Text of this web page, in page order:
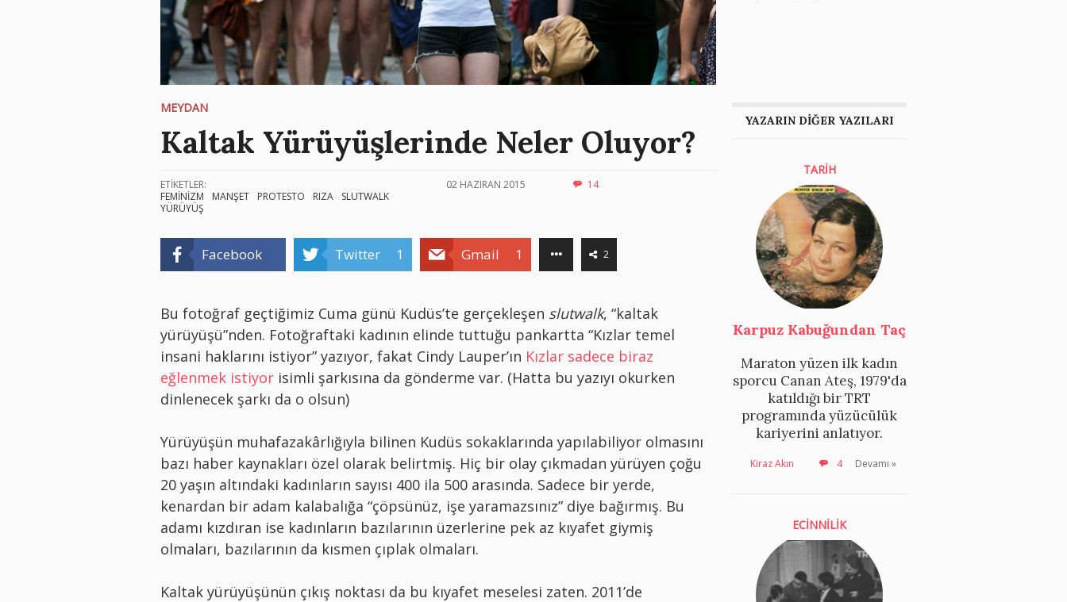
MEYDAN
Kaltak Yürüyüşlerinde Neler Oluyor?
ETİKETLER:
FEMİNİZM
MANŞET PROTESTO RIZA
SLUTWALK
YÜRÜYÜŞ
02 HAZIRAN 2015 14
Facebook Twitter 1 Gmail 1 2
Bu fotoğraf geçtiğimiz Cuma günü Kudüs’te gerçekleşen slutwalk, “kaltak
yürüyüşü”nden. Fotoğraftaki kadının elinde tuttuğu pankartta “Kızlar temel
insani haklarını istiyor” yazıyor, fakat Cindy Lauper’ın Kızlar sadece biraz
eğlenmek istiyor isimli şarkısına da gönderme var. (Hatta bu yazıyı okurken
dinlenecek şarkı da o olsun)
Yürüyüşün muhafazakârlığıyla bilinen Kudüs sokaklarında yapılabiliyor olmasını
bazı haber kaynakları özel olarak belirtmiş. Hiç bir olay çıkmadan yürüyen çoğu
20 yaşın altındaki kadınların sayısı 400 ila 500 arasında. Sadece bir yerde,
kenardan bir adam kalabalığa “çöpsünüz, işe yaramazsınız” diye bağırmış. Bu
adamı kızdıran ise kadınların bazılarının üzerlerine pek az kıyafet giymiş
olmaları, bazılarının da kısmen çıplak olmaları.
Kaltak yürüyüşünün çıkış noktası da bu kıyafet meselesi zaten. 2011’de
YAZARIN DİĞER YAZILARI
TARİH
Karpuz Kabuğundan Taç
Maraton yüzen ilk kadın
sporcu Canan Ateş, 1979'da
katıldığı bir TRT
programında yüzücülük
kariyerini anlatıyor.
Kiraz Akın 4 Devamı »
ECİNNİLİK